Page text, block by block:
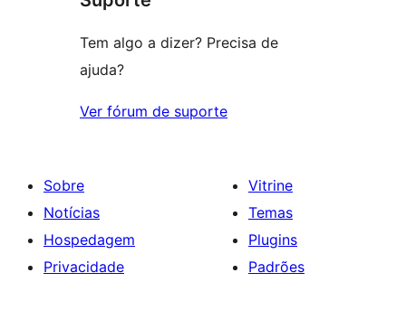
Tem algo a dizer? Precisa de
ajuda?
Ver fórum de suporte
Sobre
Notícias
Hospedagem
Privacidade
Vitrine
Temas
Plugins
Padrões